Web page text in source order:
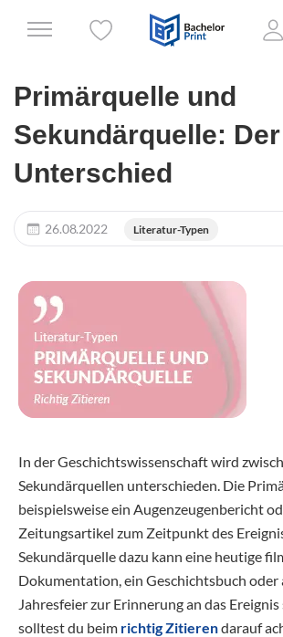
Primärquelle und
Sekundärquelle: Der
Unterschied
26.08.2022 Literatur-Typen
In der Geschichtswissenschaft wird
Sekundärquellen unterschieden. Die
beispielsweise ein Augenzeugenbericht
Zeitungsartikel zum Zeitpunkt des
Sekundärquelle dazu kann eine heutige
Dokumentation, ein Geschichtsbuch oder
Jahresfeier zur Erinnerung an das Ereignis
solltest du beim richtig Zitierendarauf